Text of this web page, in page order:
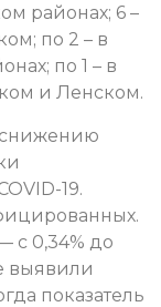
районах; 6 –
по 2 – в
по 1 – в
и Ленском.
снижению
19.
с 0,34% до
выявили
показатель